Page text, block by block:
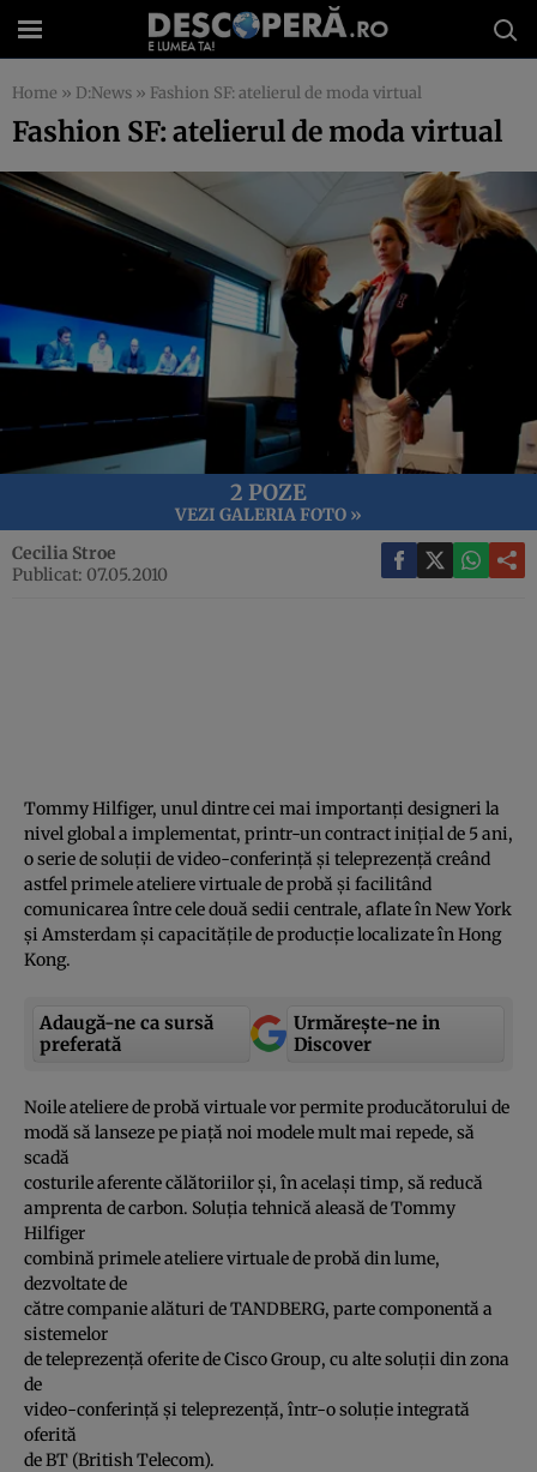
Home » D:News » Fashion SF: atelierul de moda virtual
Fashion SF: atelierul de moda virtual
2 POZE
VEZI GALERIA FOTO »
Cecilia Stroe
Publicat: 07.05.2010
Tommy Hilfiger, unul dintre cei mai importanţi designeri la
nivel global a implementat, printr-un contract iniţial de 5 ani,
o serie de soluţii de video-conferinţă şi teleprezenţă creând
astfel primele ateliere virtuale de probă şi facilitând
comunicarea între cele două sedii centrale, aflate în New York
şi Amsterdam şi capacităţile de producţie localizate în Hong
Kong.
Adaugă-ne ca sursă
preferată
Urmărește-ne in
Discover
Noile ateliere de probă virtuale vor permite producătorului de
modă să lanseze pe piaţă noi modele mult mai repede, să
scadă
costurile aferente călătoriilor şi, în acelaşi timp, să reducă
amprenta de carbon. Soluţia tehnică aleasă de Tommy
Hilfiger
combină primele ateliere virtuale de probă din lume,
dezvoltate de
către companie alături de TANDBERG, parte componentă a
sistemelor
de teleprezenţă oferite de Cisco Group, cu alte soluţii din zona
de
video-conferinţă şi teleprezenţă, într-o soluţie integrată
oferită
de BT (British Telecom).